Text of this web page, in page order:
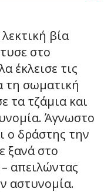
βία
στο
έκλεισε τις
τη σωματική
τα τζάμια και
Άγνωστο
ο δράστης την
ξανά στο
απειλώντας
αστυνομία.